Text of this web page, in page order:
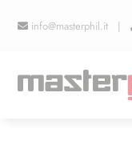
info@masterphil.it |